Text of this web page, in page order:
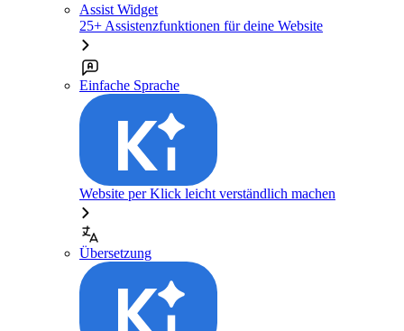
Assist Widget
25+ Assistenzfunktionen für deine Website
Einfache Sprache
Website per Klick leicht verständlich machen
Übersetzung